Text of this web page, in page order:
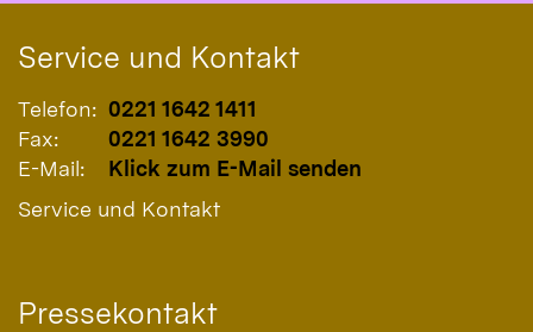
Service und Kontakt
Telefon: 0221 1642 1411
Fax:
0221 1642 3990
E-Mail:
Klick zum E-Mail senden
Service und Kontakt
Pressekontakt